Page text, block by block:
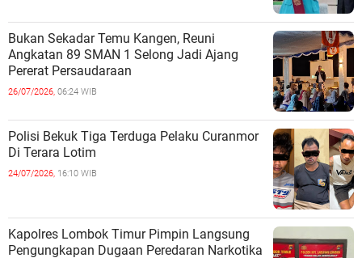
Bukan Sekadar Temu Kangen, Reuni
Angkatan 89 SMAN 1 Selong Jadi Ajang
Pererat Persaudaraan
26/07/2026, 06:24 WIB
Polisi Bekuk Tiga Terduga Pelaku Curanmor
Di Terara Lotim
24/07/2026, 16:10 WIB
Kapolres Lombok Timur Pimpin Langsung
Pengungkapan Dugaan Peredaran Narkotika